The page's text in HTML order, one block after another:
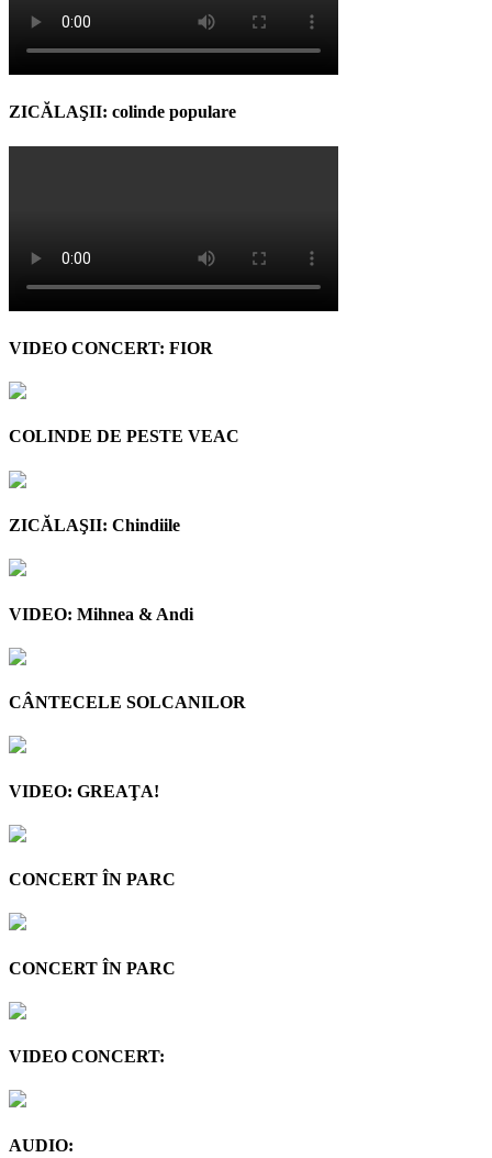
ZICĂLAŞII: colinde populare
VIDEO CONCERT: FIOR
COLINDE DE PESTE VEAC
ZICĂLAŞII: Chindiile
VIDEO: Mihnea & Andi
CÂNTECELE SOLCANILOR
VIDEO: GREAŢA!
CONCERT ÎN PARC
CONCERT ÎN PARC
VIDEO CONCERT:
AUDIO: